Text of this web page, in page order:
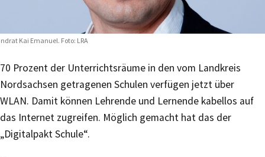
Kai Emanuel. Foto: LRA
70 Prozent der Unterrichtsräume in den vom Landkreis
Nordsachsen getragenen Schulen verfügen jetzt über
WLAN. Damit können Lehrende und Lernende kabellos auf
das Internet zugreifen. Möglich gemacht hat das der
„Digitalpakt Schule“.